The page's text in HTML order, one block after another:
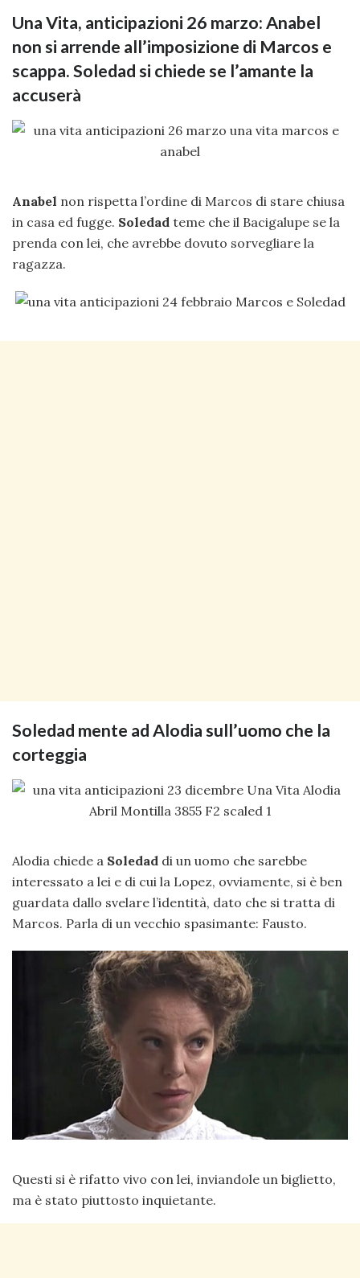
Una Vita, anticipazioni 26 marzo: Anabel
non si arrende all’imposizione di Marcos e
scappa. Soledad si chiede se l’amante la
accuserà
Anabel non rispetta l’ordine di Marcos di stare chiusa
in casa ed fugge. Soledad teme che il Bacigalupe se la
prenda con lei, che avrebbe dovuto sorvegliare la
ragazza.
Soledad mente ad Alodia sull’uomo che la
corteggia
Alodia chiede a Soledad di un uomo che sarebbe
interessato a lei e di cui la Lopez, ovviamente, si è ben
guardata dallo svelare l’identità, dato che si tratta di
Marcos. Parla di un vecchio spasimante: Fausto.
Questi si è rifatto vivo con lei, inviandole un biglietto,
ma è stato piuttosto inquietante.